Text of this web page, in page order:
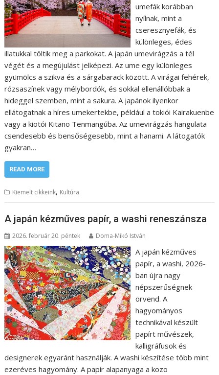
umefák korábban
nyílnak, mint a
cseresznyefák, és
különleges, édes
illatukkal töltik meg a parkokat. A japán umevirágzás a tél
végét és a megújulást jelképezi. Az ume egy különleges
gyümölcs a szikva és a sárgabarack között. A virágai fehérek,
rózsaszínek vagy mélybordók, és sokkal ellenállóbbak a
hideggel szemben, mint a sakura. A japánok ilyenkor
ellátogatnak a híres umekertekbe, például a tokiói Kairakuenbe
vagy a kiotói Kitano Tenmangúba. Az umevirágzás hangulata
csendesebb és bensőségesebb, mint a hanami. A látogatók
gyakran…
READ MORE
Kiemelt cikkeink, Kultúra
A japán kézműves papír, a washi reneszánsza
2026. február 20. péntek Doma-Mikó István
A japán kézműves
papír, a washi, 2026-
ban újra nagy
népszerűségnek
örvend. A
hagyományos
technikával készült
papírt művészek,
kalligráfusok és
designerek egyaránt használják. A washi készítése több mint
ezeréves hagyomány. A papír alapanyaga a kozo